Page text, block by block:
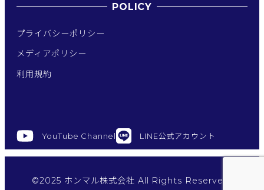
POLICY
プライバシーポリシー
メディアポリシー
利用規約
YouTube Channel LINE公式アカウント
©2025 ホンマル株式会社 All Rights Reserved.